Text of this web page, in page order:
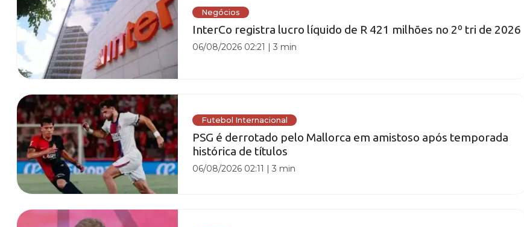
Negócios
InterCo registra lucro líquido de R 421 milhões no 2º tri de 2026
06/08/2026 02:21 |3 min
Futebol Internacional
PSG é derrotado pelo Mallorca em amistoso após temporada
histórica de títulos
06/08/2026 02:11 |3 min